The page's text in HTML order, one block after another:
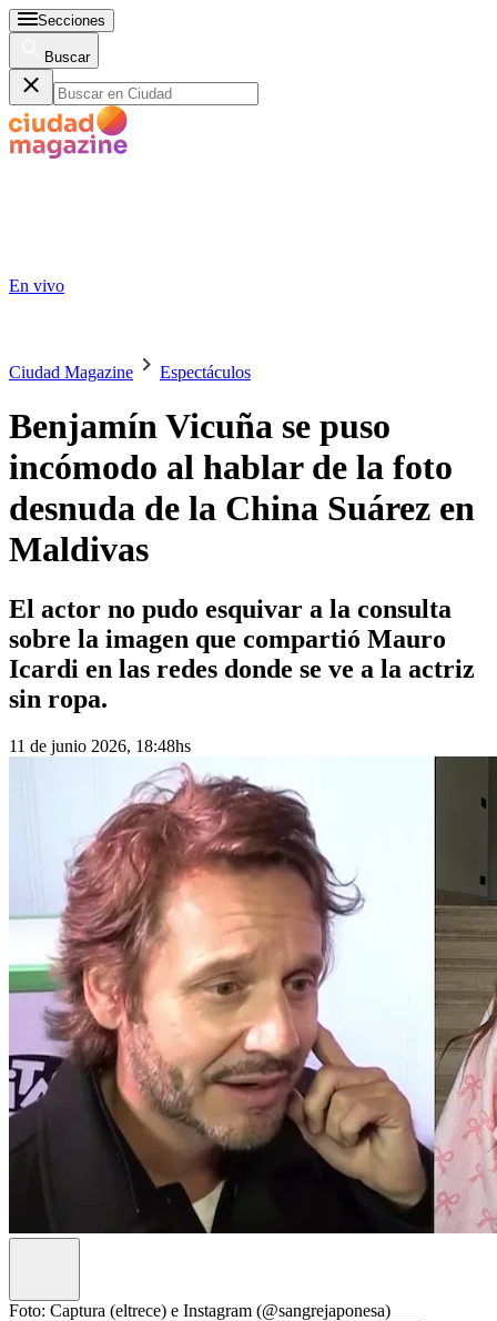
Secciones
Buscar
En vivo
Ciudad Magazine Espectáculos
Benjamín Vicuña se puso
incómodo al hablar de la foto
desnuda de la China Suárez en
Maldivas
El actor no pudo esquivar a la consulta
sobre la imagen que compartió Mauro
Icardi en las redes donde se ve a la actriz
sin ropa.
11 de junio 2026, 18:48hs
Foto: Captura (eltrece) e Instagram (@sangrejaponesa)